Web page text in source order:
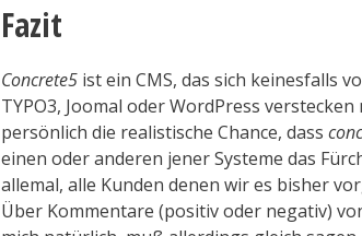
Fazit
Concrete5 ist ein CMS, das sich keinesfalls
TYPO3, Joomal oder WordPress
persönlich die realistische Chance, dass
einen oder anderen jener Systeme das
allemal, alle Kunden denen wir es bisher
Über Kommentare (positiv oder negativ)